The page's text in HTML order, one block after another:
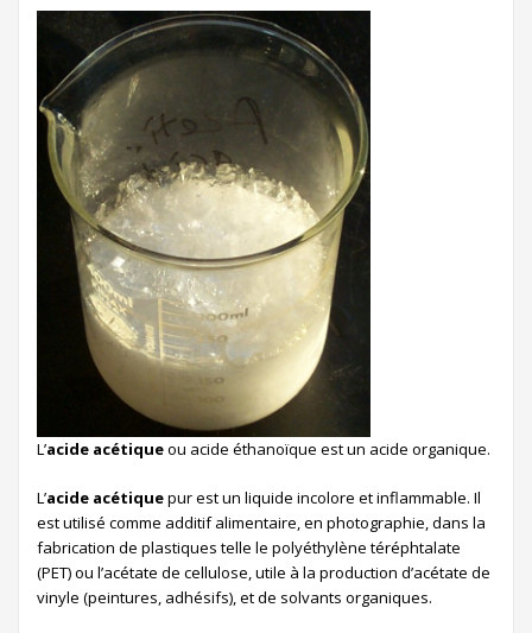
L’acide acétiqueou acide éthanoïque est un acide organique.
L’acide acétiquepur est un liquide incolore et inflammable. Il
est utilisé comme additif alimentaire, en photographie, dans la
fabrication de plastiques telle le polyéthylène téréphtalate
(PET) ou l’acétate de cellulose, utile à la production d’acétate de
vinyle (peintures, adhésifs), et de solvants organiques.